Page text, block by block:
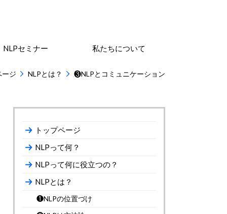
NLPセミナー 私たちについて
ージ NLPとは？ ❸NLPとコミュニケーション
トップページ
NLPって何？
NLPって何に役立つの？
NLPとは？
❶NLPの位置づけ